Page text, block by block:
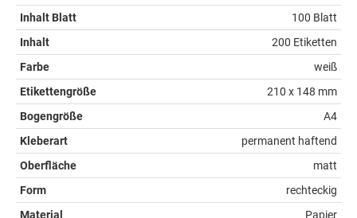
Inhalt Blatt
100 Blatt
Inhalt
200 Etiketten
Farbe
weiß
Etikettengröße
210 x 148 mm
Bogengröße
A4
Kleberart
permanent haftend
Oberfläche
matt
Form
rechteckig
Material
Papier